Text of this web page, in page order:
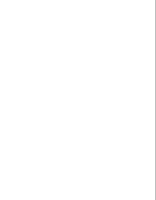
de texto que são
(computador,
visita o nosso site.
a sua experiência
o uso do nosso site.
de cookies: